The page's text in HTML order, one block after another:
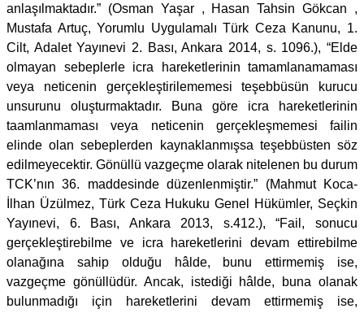
anlaşılmaktadır.” (Osman Yaşar , Hasan Tahsin Gökcan ,
Mustafa Artuç, Yorumlu Uygulamalı Türk Ceza Kanunu, 1.
Cilt, Adalet Yayınevi 2. Bası, Ankara 2014, s. 1096.), “Elde
olmayan sebeplerle icra hareketlerinin tamamlanamaması
veya neticenin gerçekleştirilememesi teşebbüsün kurucu
unsurunu oluşturmaktadır. Buna göre icra hareketlerinin
taamlanmaması veya neticenin gerçekleşmemesi failin
elinde olan sebeplerden kaynaklanmışsa teşebbüsten söz
edilmeyecektir. Gönüllü vazgeçme olarak nitelenen bu durum
TCK’nın 36. maddesinde düzenlenmiştir.” (Mahmut Koca-
İlhan Üzülmez, Türk Ceza Hukuku Genel Hükümler, Seçkin
Yayınevi, 6. Bası, Ankara 2013, s.412.), “Fail, sonucu
gerçekleştirebilme ve icra hareketlerini devam ettirebilme
olanağına sahip olduğu hâlde, bunu ettirmemiş ise,
vazgeçme gönüllüdür. Ancak, istediği hâlde, buna olanak
bulunmadığı için hareketlerini devam ettirmemiş ise,